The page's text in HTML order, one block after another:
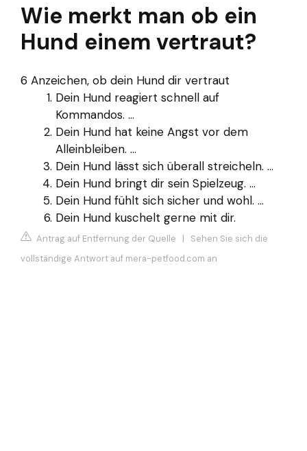
Wie merkt man ob ein
Hund einem vertraut?
6 Anzeichen, ob dein Hund dir vertraut
Dein Hund reagiert schnell auf
Kommandos. ...
Dein Hund hat keine Angst vor dem
Alleinbleiben. ...
Dein Hund lässt sich überall streicheln. ...
Dein Hund bringt dir sein Spielzeug. ...
Dein Hund fühlt sich sicher und wohl. ...
Dein Hund kuschelt gerne mit dir.
Antrag auf Entfernung der Quelle | Sehen Sie sich die
vollständige Antwort auf mera-petfood.com an